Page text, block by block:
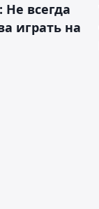
всегда
играть на